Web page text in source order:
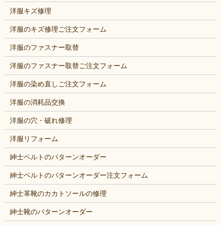
洋服キズ修理
洋服のキズ修理ご注文フォーム
洋服のファスナー取替
洋服のファスナー取替ご注文フォーム
洋服の染め直しご注文フォーム
洋服の消耗品交換
洋服の穴・破れ修理
洋服リフォーム
紳士ベルトのパターンオーダー
紳士ベルトのパターンオーダー注文フォーム
紳士革靴のカカトソールの修理
紳士靴のパターンオーダー